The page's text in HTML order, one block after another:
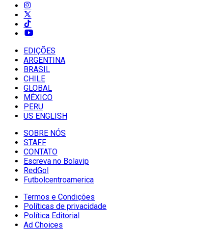
EDIÇÕES
ARGENTINA
BRASIL
CHILE
GLOBAL
MÉXICO
PERU
US ENGLISH
SOBRE NÓS
STAFF
CONTATO
Escreva no Bolavip
RedGol
Futbolcentroamerica
Termos e Condições
Políticas de privacidade
Política Editorial
Ad Choices